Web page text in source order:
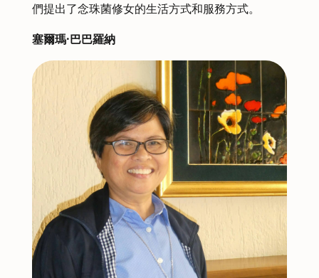
們提出了念珠菌修女的生活方式和服務方式。
塞爾瑪·巴巴羅納